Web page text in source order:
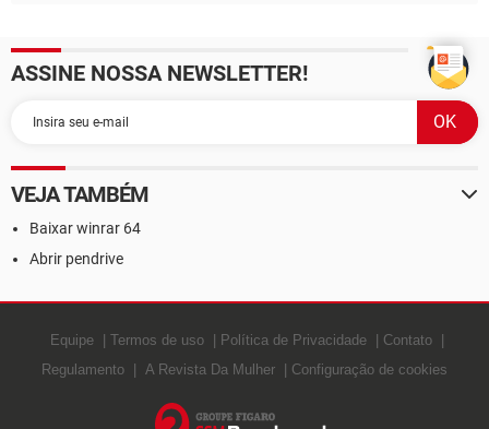
ASSINE NOSSA NEWSLETTER!
VEJA TAMBÉM
Baixar winrar 64
Abrir pendrive
Equipe Termos de uso Política de Privacidade
Contato
Regulamento
A Revista Da Mulher Configuração de cookies